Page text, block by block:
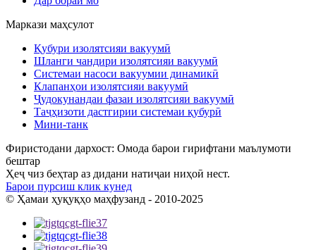
Маркази маҳсулот
Қубури изолятсияи вакуумӣ
Шланги чандири изолятсияи вакуумӣ
Системаи насоси вакуумии динамикӣ
Клапанҳои изолятсияи вакуумӣ
Ҷудокунандаи фазаи изолятсияи вакуумӣ
Таҷҳизоти дастгирии системаи қубурӣ
Мини-танк
Фиристодани дархост: Омода барои гирифтани маълумоти
бештар
Ҳеҷ чиз беҳтар аз дидани натиҷаи ниҳоӣ нест.
Барои пурсиш клик кунед
© Ҳамаи ҳуқуқҳо маҳфузанд - 2010-2025